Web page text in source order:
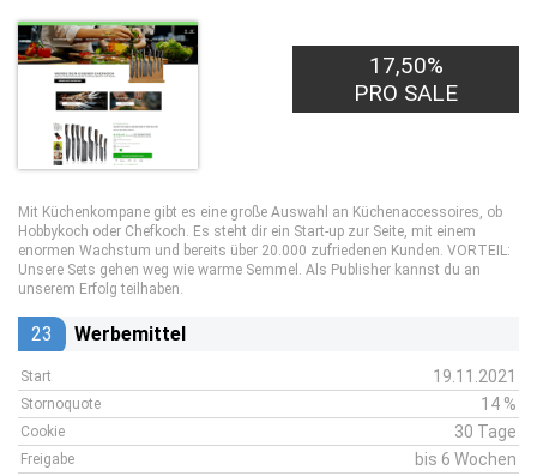
17,50%
PRO SALE
Mit Küchenkompane gibt es eine große Auswahl an Küchenaccessoires, ob
Hobbykoch oder Chefkoch. Es steht dir ein Start-up zur Seite, mit einem
enormen Wachstum und bereits über 20.000 zufriedenen Kunden. VORTEIL:
Unsere Sets gehen weg wie warme Semmel. Als Publisher kannst du an
unserem Erfolg teilhaben.
23 Werbemittel
Start 19.11.2021
Stornoquote 14 %
Cookie 30 Tage
Freigabe bis 6 Wochen